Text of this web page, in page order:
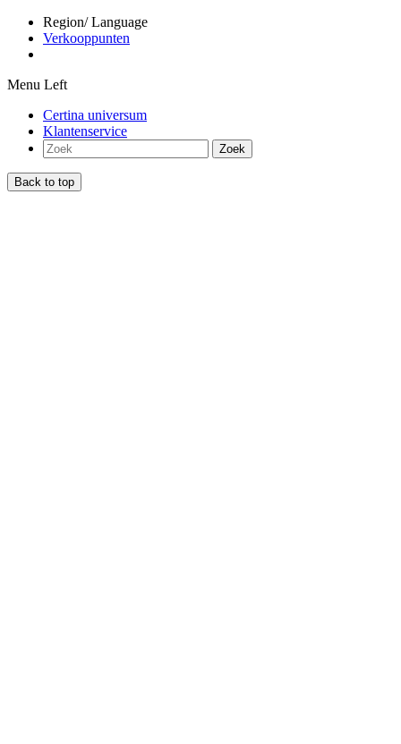
Region/ Language
Verkooppunten
Menu Left
Certina universum
Klantenservice
Zoek
Back to top